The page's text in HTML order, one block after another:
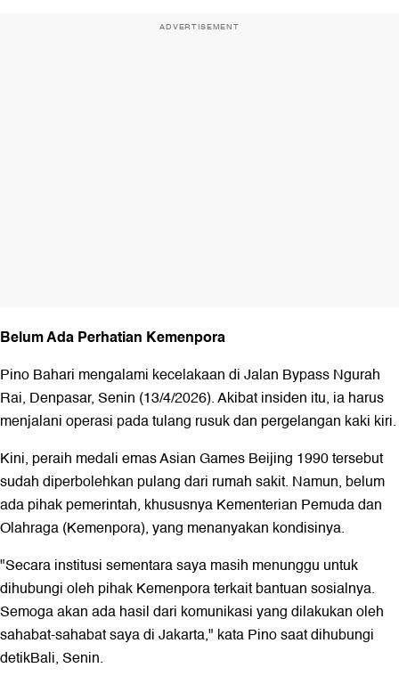
ADVERTISEMENT
Belum Ada Perhatian Kemenpora
Pino Bahari mengalami kecelakaan di Jalan Bypass Ngurah
Rai, Denpasar, Senin (13/4/2026). Akibat insiden itu, ia harus
menjalani operasi pada tulang rusuk dan pergelangan kaki kiri.
Kini, peraih medali emas Asian Games Beijing 1990 tersebut
sudah diperbolehkan pulang dari rumah sakit. Namun, belum
ada pihak pemerintah, khususnya Kementerian Pemuda dan
Olahraga (Kemenpora), yang menanyakan kondisinya.
"Secara institusi sementara saya masih menunggu untuk
dihubungi oleh pihak Kemenpora terkait bantuan sosialnya.
Semoga akan ada hasil dari komunikasi yang dilakukan oleh
sahabat-sahabat saya di Jakarta," kata Pino saat dihubungi
detikBali, Senin.